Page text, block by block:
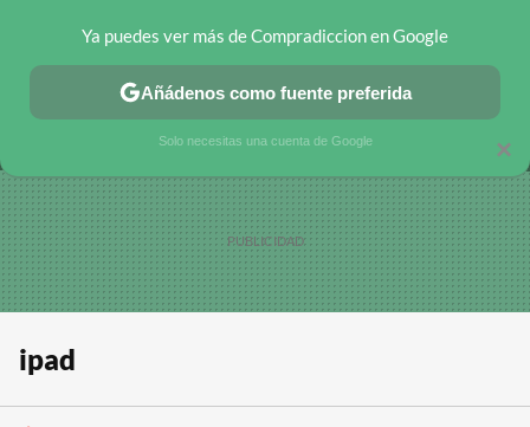
MENÚ NUEVO
CHOLLOS TELEGRAM OFERTAS EN MÓVILES
ipad
×
Ya puedes ver más de Compradiccion en Google
Añádenos como fuente preferida
Solo necesitas una cuenta de Google